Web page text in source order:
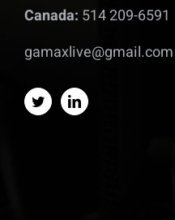
Canada: 514 209-6591
gamaxlive@gmail.com